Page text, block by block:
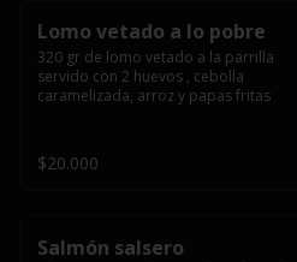
Lomo vetado a lo pobre
320 gr de lomo vetado a la parrilla
servido con 2 huevos , cebolla
caramelizada, arroz y papas fritas
$20.000
Salmón salsero